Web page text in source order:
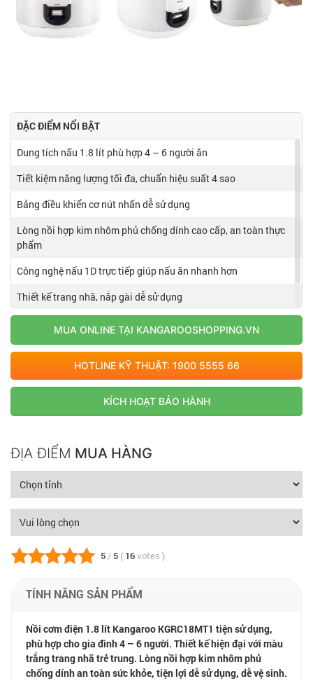
ĐẶC ĐIỂM NỔI BẬT
Dung tích nấu 1.8 lít phù hợp 4 – 6 người ăn
Tiết kiệm năng lượng tối đa, chuẩn hiệu suất 4 sao
Bảng điều khiển cơ nút nhấn dễ sử dụng
Lòng nồi hợp kim nhôm phủ chống dính cao cấp, an toàn thực
phẩm
Công nghệ nấu 1D trực tiếp giúp nấu ăn nhanh hơn
Thiết kế trang nhã, nắp gài dễ sử dụng
Quai xách tiện lợi dễ dàng di chuyển
MUA ONLINE TẠI KANGAROOSHOPPING.VN
HOTLINE KỸ THUẬT: 1900 5555 66
KÍCH HOẠT BẢO HÀNH
ĐỊA ĐIỂM MUA HÀNG
5 / 5 ( 16 votes )
TÍNH NĂNG SẢN PHẨM
Nồi cơm điện 1.8 lít Kangaroo KGRC18MT1 tiện sử dụng,
phù hợp cho gia đình 4 – 6 người. Thiết kế hiện đại với màu
trắng trang nhã trẻ trung. Lòng nồi hợp kim nhôm phủ
chống dính an toàn sức khỏe, tiện lợi dễ sử dụng, dễ vệ sinh.